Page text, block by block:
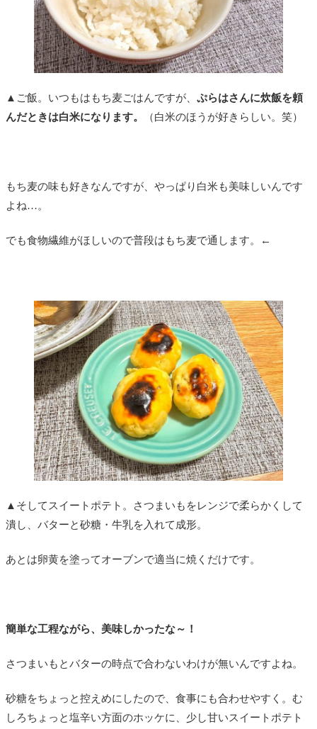
▲ご飯。いつもはもち麦ごはんですが、 ぷらはさんに炊飯を頼
んだときは白米になります。
（白米のほうが好きらしい。笑）
もち麦の味も好きなんですが、やっぱり白米も美味しいんです
よね…。
でも食物繊維がほしいので普段はもち麦で通します。←
▲そしてスイートポテト。さつまいもをレンジで柔らかくして
潰し、バターと砂糖・牛乳を入れて成形。
あとは卵黄を塗ってオーブンで適当に焼くだけです。
簡単な工程ながら、美味しかったな～！
さつまいもとバターの時点で合わないわけが無いんですよね。
砂糖をちょっと控えめにしたので、食事にも合わせやすく。む
しろちょっと塩辛い方面のホッケに、少し甘いスイートポテト